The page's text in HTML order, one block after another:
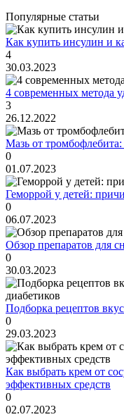
Популярные статьи
Как купить инсулин и
4
30.03.2023
4 современных метода
3
26.12.2022
Мазь от
0
01.07.2023
Геморрой у детей:
0
06.07.2023
Обзор препаратов для
0
30.03.2023
Подборка рецептов
0
29.03.2023
Как выбрать крем от
эффективных средств
0
02.07.2023